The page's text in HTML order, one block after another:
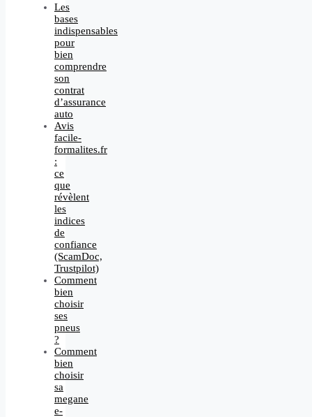
Les
bases
indispensables
pour
bien
comprendre
son
contrat
d’assurance
auto
Avis
facile-
formalites.fr
:
ce
que
révèlent
les
indices
de
confiance
(ScamDoc,
Trustpilot)
Comment
bien
choisir
ses
pneus
?
Comment
bien
choisir
sa
megane
e-